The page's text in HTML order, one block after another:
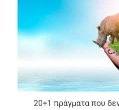
20+1 πράγματα που